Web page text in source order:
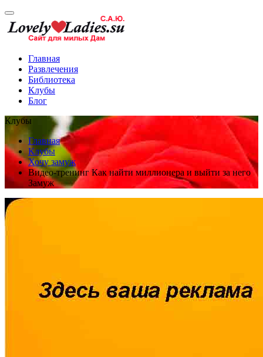
Главная
Развлечения
Библиотека
Клубы
Блог
Клубы
Главная
Клубы
Хочу замуж
Видео-тренинг Как найти миллионера и выйти за него
Замуж